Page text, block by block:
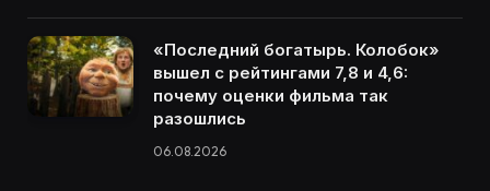
«Последний богатырь. Колобок»
вышел с рейтингами 7,8 и 4,6:
почему оценки фильма так
разошлись
06.08.2026